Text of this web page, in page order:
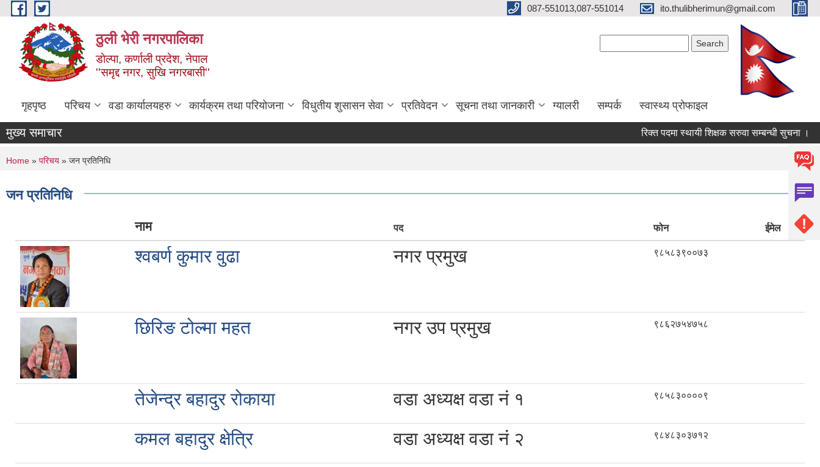
Skip to main content 087-551013,087-551014 ito.thulibherimun@gmail.com
ठुली भेरी नगरपालिका
डाेल्पा, कर्णाली प्रदेश, नेपाल
''समृद्द नगर, सुखि नगरबासी''
गृहपृष्ठ परिचय वडा कार्यालयहरु कार्यक्रम तथा परियोजना विधुतीय शुसासन सेवा प्रतिवेदन सूचना तथा जानकारी ग्यालरी सम्पर्क स्वास्थ्य प्राेफाइल
मुख्य समाचार रिक्त पदमा स्थायी शिक्षक सरुवा सम्बन्धी सुचना ।
You are here
Home » परिचय » जन प्रतिनिधि
जन प्रतिनिधि
नाम पद फोन ईमेल
श्वबर्ण कुमार वुढा नगर प्रमुख ९८५८३९००७३
छिरिङ टोल्मा महत नगर उप प्रमुख ९८६२७५४७५८
तेजेन्द्र बहादुर रोकाया वडा अध्यक्ष वडा नं १ ९८५८३००००९
कमल बहादुर क्षेत्रि वडा अध्यक्ष वडा नं २ ९८४८३०३७१२